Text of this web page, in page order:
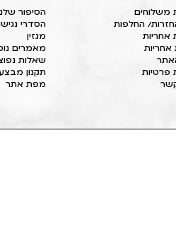
משלוחים
החלפות
אחריות
פרטיות
הסיפור
הסדרי
מגזין
מאמרים
שאלות
תקנון
מפת אתר